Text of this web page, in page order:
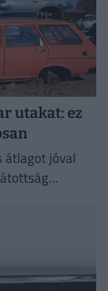
utakat: ez
átlagot jóval